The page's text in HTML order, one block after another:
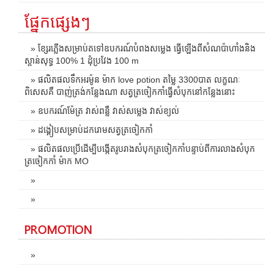
ផ្នែកផ្សេងៗ
» ខ្សែរភ្លើងសម្រាប់តទៅឧបករណ៍បំពងសម្លេង ធ្វើឡើងពីសំណប៉ាហាំងនិង
ស្ពាន់សុទ្ធ 100% 1 ដុំប្រវែង 100 m
» ផលិតផលទឹកអរម៉ូន ម៉ាក love potion តម្លៃ 3300បាត លក្ខណៈ
ពិសេសគឺ បាញ់ត្រង់កន្លែងណា សត្វត្រចៀកកាំធ្វើសំបុកនៅកន្លែងនោះ
» ឧបករណ៍ម៉ែត្រ វាស់ពន្លឺ វាស់សម្លេង វាស់ខ្យល់
» ដង្គៀបសម្រាប់ដករោមសត្វត្រចៀកកាំ
» ផលិតផលប្រើដើម្បីបង្កើតរូបរាងសំបុកត្រចៀកកាំបន្ទាប់ពីការលាងសំបុក
ត្រចៀកកាំ ម៉ាក MO
»
»
PROMOTION
»